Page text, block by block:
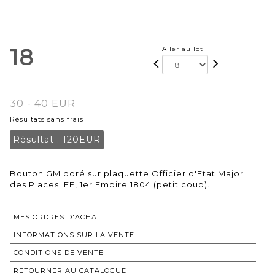
18 Aller au lot
30 - 40 EUR
Résultats sans frais
Résultat : 120EUR
Bouton GM doré sur plaquette Officier d'Etat Major
des Places. EF, 1er Empire 1804 (petit coup).
MES ORDRES D'ACHAT
INFORMATIONS SUR LA VENTE
CONDITIONS DE VENTE
RETOURNER AU CATALOGUE